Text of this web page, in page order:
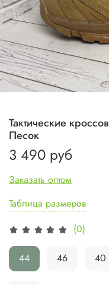
(0)
Тактические
Песок
3 490 руб
Заказать оптом
Таблица размеров
44 46 40